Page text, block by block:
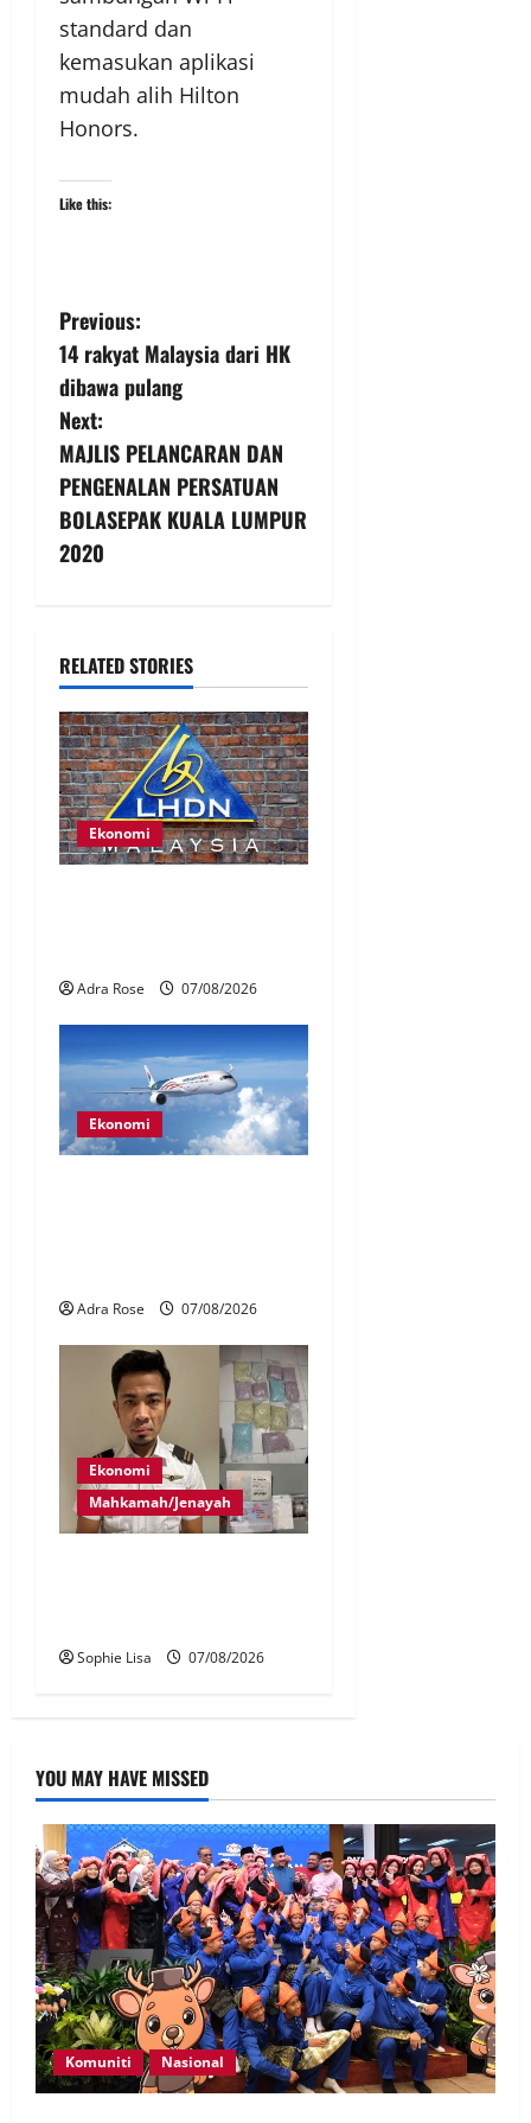
standard dan
kemasukan aplikasi
mudah alih Hilton
Honors.
Like this:
Previous:
14 rakyat Malaysia dari HK
dibawa pulang
Next:
MAJLIS PELANCARAN DAN
PENGENALAN PERSATUAN
BOLASEPAK KUALA LUMPUR
2020
RELATED STORIES
Ekonomi
Adra Rose 07/08/2026
Ekonomi
Adra Rose 07/08/2026
Ekonomi
Mahkamah/Jenayah
Sophie Lisa 07/08/2026
YOU MAY HAVE MISSED
Komuniti Nasional